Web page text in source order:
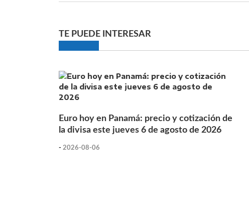
TE PUEDE INTERESAR
Euro hoy en Panamá: precio y cotización de
la divisa este jueves 6 de agosto de 2026
- 2026-08-06